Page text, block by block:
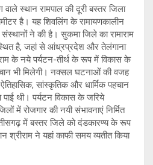
वाले स्थान रामपाल की दूरी बस्तर जिला
है। यह शिवलिंग के रामायणकालीन
संस्थानों ने की है। सुकमा जिले का रामाराम
है, जहां से आंध्रप्रदेश और तेलंगाना
के नये पर्यटन-तीर्थ के रूप में विकास के
भी मिलेगी। नक्सल घटनाओं की वजह
सांस्कृतिक और धार्मिक पहचान
थी। पर्यटन विकास के जरिये
में रोजगार की नयी संभावनाएं निर्मित
में बस्तर जिले को दंडकारण्य के रूप
श्रीराम ने यहां काफी समय व्यतीत किया